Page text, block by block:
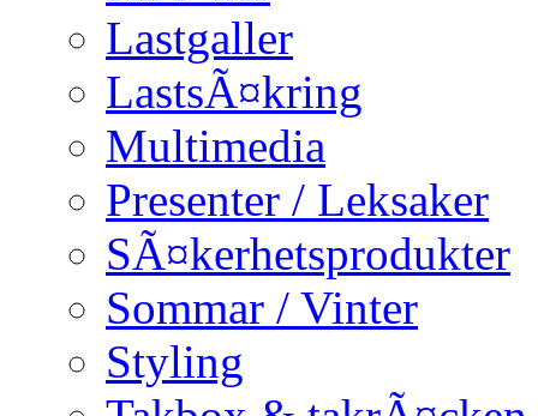
Lastgaller
LastsÃ¤kring
Multimedia
Presenter / Leksaker
SÃ¤kerhetsprodukter
Sommar / Vinter
Styling